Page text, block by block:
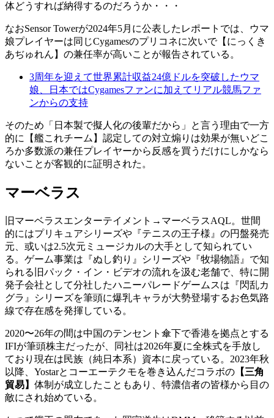
体どうすれば納得するのだろうか・・・
なおSensor Towerが2024年5月に公表したレポートでは、ウマ
娘プレイヤーは同じCygamesのプリコネに次いで【にっくき
あぢゅれん】の兼任率が高いことが報告されている。
3周年を迎えて世界累計収益24億ドルを突破したウマ
娘、日本ではCygamesファンに加えてリアル競馬ファ
ンからの支持
そのため「日本製で擬人化の後輩だから」と言う理由で一方
的に【艦これチーム】認定しての対立煽りは効果が無いどこ
ろか多数派の兼任プレイヤーから反感を買うだけにしかなら
ないことが客観的に証明された。
マーベラス
旧マーベラスエンターテイメント→マーベラスAQL。世間
的にはプリキュアシリーズや『テニスの王子様』の円盤発売
元、或いは2.5次元ミュージカルの大手として知られてい
る。ゲーム事業は『ぬし釣り』シリーズや『牧場物語』で知
られる旧パック・イン・ビデオの流れを汲む老舗で、特に開
発子会社として分社したハニーパレードゲームスは『閃乱カ
グラ』シリーズを筆頭に爆乳キャラが大勢登場するお色気路
線で存在感を発揮している。
2020〜26年の間は中国のテンセント傘下で香港を拠点とする
IFIが筆頭株主だったが、同社は2026年夏に全株式を手放し
ており現在は民族（純日本系）資本に戻っている。2023年秋
以降、Yostarとコーエーテクモを巻き込んだコラボの 【三角
貿易】 体制が成立したこともあり、特濃信者の皆様から目の
敵にされ始めている。